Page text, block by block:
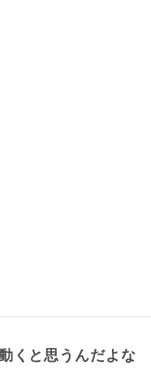
くと思うんだよな